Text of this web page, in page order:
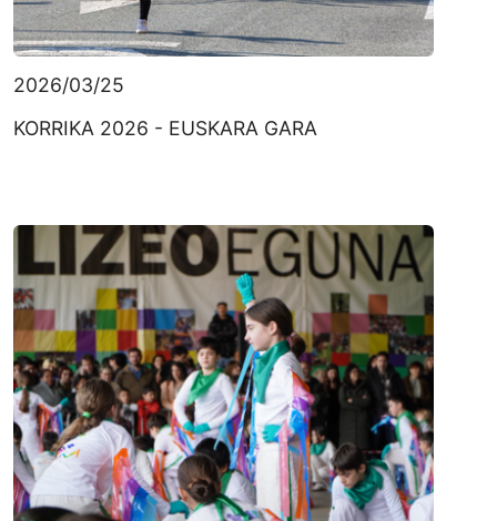
2026/03/25
KORRIKA 2026 - EUSKARA GARA